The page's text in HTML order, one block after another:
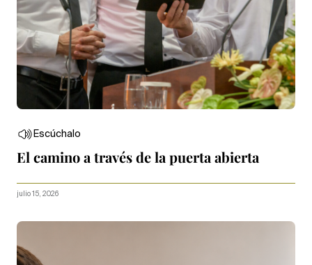
Escúchalo
El camino a través de la puerta abierta
julio 15, 2026